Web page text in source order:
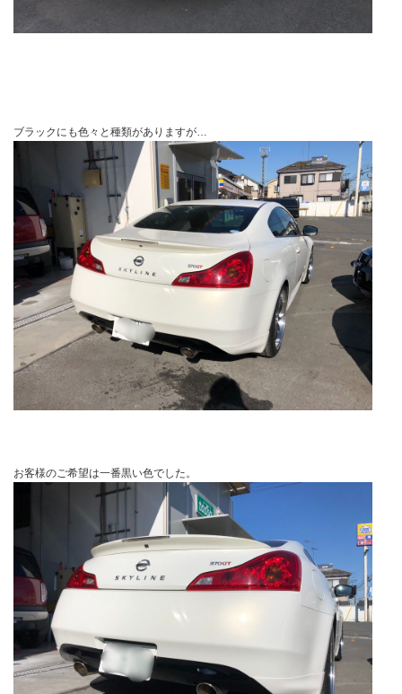
ブラックにも色々と種類がありますが…
お客様のご希望は一番黒い色でした。